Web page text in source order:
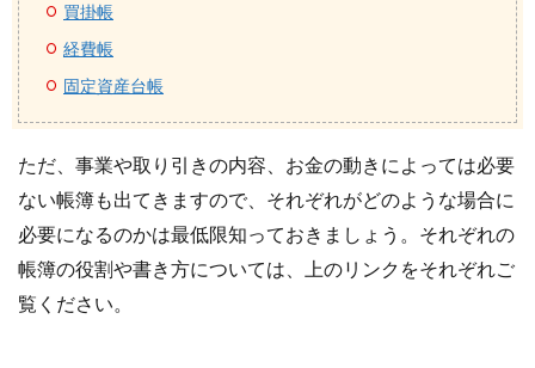
買掛帳
経費帳
固定資産台帳
ただ、事業や取り引きの内容、お金の動きによっては必要
ない帳簿も出てきますので、それぞれがどのような場合に
必要になるのかは最低限知っておきましょう。それぞれの
帳簿の役割や書き方については、上のリンクをそれぞれご
覧ください。